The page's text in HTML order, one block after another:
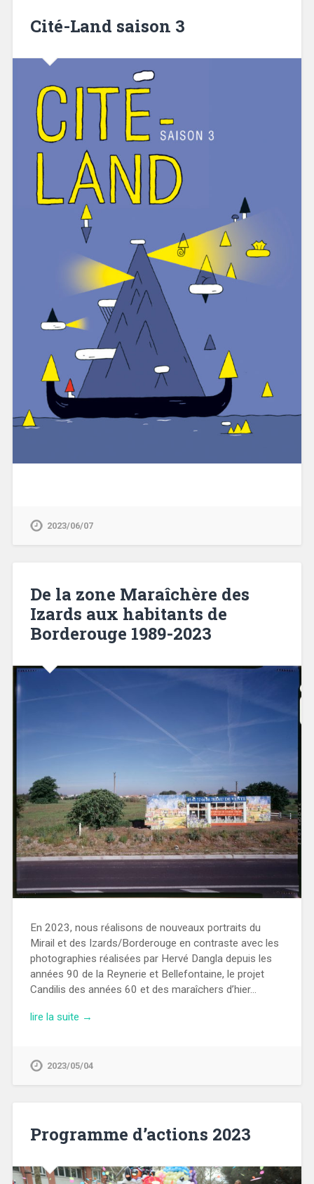
Cité-Land saison 3
2023/06/07
De la zone Maraîchère des
Izards aux habitants de
Borderouge 1989-2023
En 2023, nous réalisons de nouveaux portraits du
Mirail et des Izards/Borderouge en contraste avec les
photographies réalisées par Hervé Dangla depuis les
années 90 de la Reynerie et Bellefontaine, le projet
Candilis des années 60 et des maraîchers d’hier…
lire la suite →
2023/05/04
Programme d’actions 2023